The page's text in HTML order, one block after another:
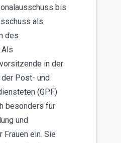
bis
als
des
in der
Post- und
(GPF)
besonders für
und
Frauen ein. Sie